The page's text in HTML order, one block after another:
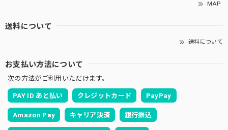
MAP
送料について
送料について
お支払い方法について
次の方法がご利用いただけます。
PAY ID あと払い クレジットカード PayPay
Amazon Pay キャリア決済 銀行振込